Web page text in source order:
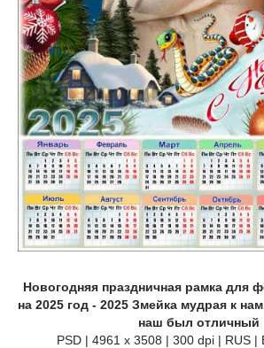
Новогодняя праздничная рамка для
на 2025 год - 2025 Змейка мудрая к
наш был отличный
PSD | 4961 х 3508 | 300 dpi | RUS |